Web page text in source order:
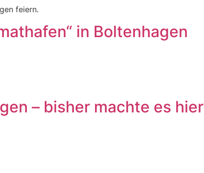
feiern.
in Boltenhagen
– bisher machte es hier